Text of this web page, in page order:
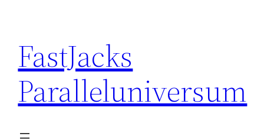
content
FastJacks
Paralleluniversum